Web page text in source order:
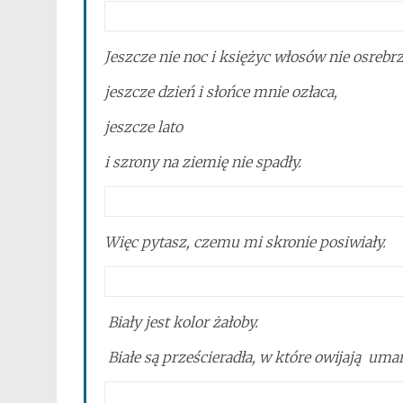
Jeszcze nie noc i księżyc włosów nie
jeszcze dzień i słońce mnie ozłaca,
jeszcze lato
i szrony na ziemię nie spadły.
Więc pytasz, czemu mi skronie posiwiały.
Biały jest kolor żałoby.
Białe są prześcieradła, w które owijają